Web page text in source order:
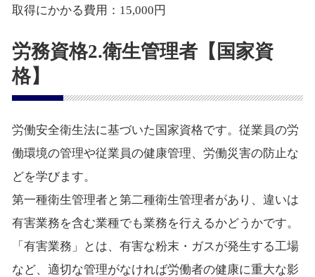
取得にかかる費用：15,000円
労務資格2.衛生管理者【国家資
格】
労働安全衛生法に基づいた国家資格です。従業員の労
働環境の管理や従業員の健康管理、労働災害の防止な
どを学びます。
第一種衛生管理者と第二種衛生管理者があり、違いは
有害業務を含む業種でも業務を行えるかどうかです。
「有害業務」とは、有害な粉末・ガスが発生する工場
など、適切な管理がなければ労働者の健康に重大な影